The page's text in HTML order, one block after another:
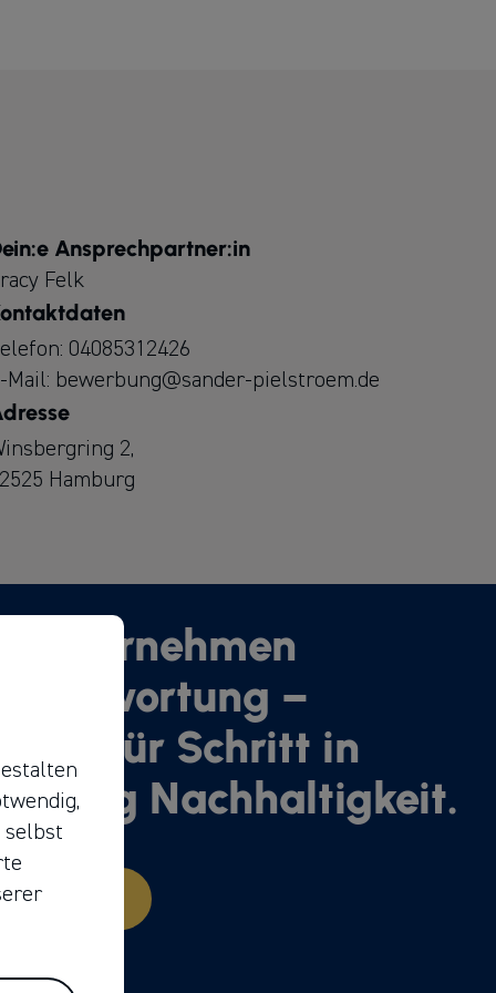
Ansprechpartner:in
Felk
04085312426
Mail: bewerbung@sander-pielstroem.de
2,
Hamburg
übernehmen
–
für Schritt in
Nachhaltigkeit.
Unser Weg
selbst